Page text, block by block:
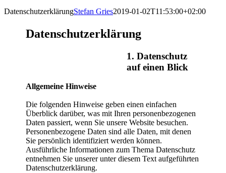
DatenschutzerklärungStefan Gries2019-01-02T11:53:00+02:00
Datenschutzerklärung
1. Datenschutz
auf einen Blick
Allgemeine Hinweise
Die folgenden Hinweise geben einen einfachen
Überblick darüber, was mit Ihren personenbezogenen
Daten passiert, wenn Sie unsere Website besuchen.
Personenbezogene Daten sind alle Daten, mit denen
Sie persönlich identifiziert werden können.
Ausführliche Informationen zum Thema Datenschutz
entnehmen Sie unserer unter diesem Text aufgeführten
Datenschutzerklärung.